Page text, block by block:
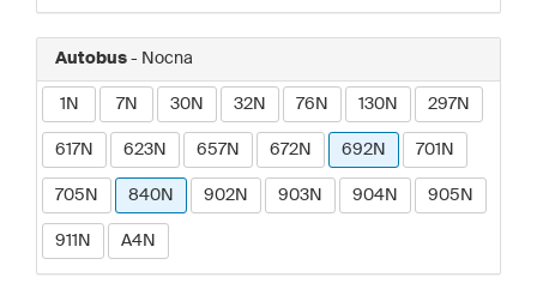
Autobus - Nocna
1N 7N 30N 32N 76N 130N 297N
617N 623N 657N 672N 692N 701N
705N 840N 902N 903N 904N 905N
911N A4N